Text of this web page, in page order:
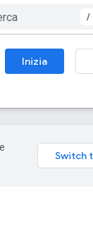
/
Inizia